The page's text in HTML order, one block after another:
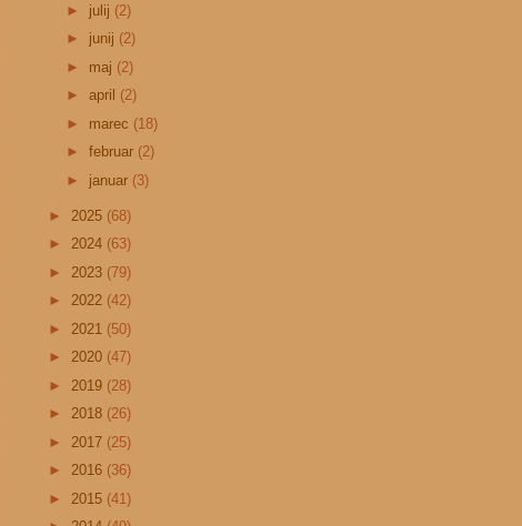
► julij (2)
► junij (2)
► maj (2)
► april (2)
► marec (18)
► februar (2)
► januar (3)
► 2025 (68)
► 2024 (63)
► 2023 (79)
► 2022 (42)
► 2021 (50)
► 2020 (47)
► 2019 (28)
► 2018 (26)
► 2017 (25)
► 2016 (36)
► 2015 (41)